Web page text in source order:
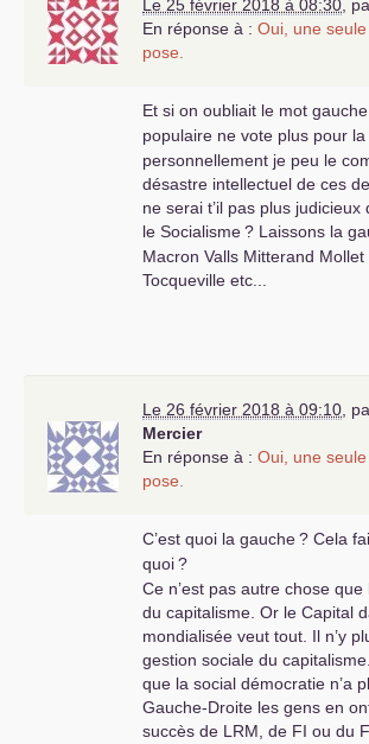
Le 25 février 2018 à 08:30
En réponse à : Oui, une
pose.
Et si on oubliait le mot gauche
populaire ne vote plus pour la
personnellement je peu le
désastre intellectuel de ces
ne serai t’il pas plus
le Socialisme? Laissons la
Macron Valls Mitterand
Tocqueville etc...
Le 26 février 2018 à 09:10
Mercier
En réponse à : Oui, une
pose.
C’est quoi la gauche? Cela
quoi?
Ce n’est pas autre chose
du capitalisme. Or le Capital
mondialisée veut tout. Il n’y
gestion sociale du
que la social démocratie n’a
Gauche-Droite les gens en
succès de LRM , de FI ou du